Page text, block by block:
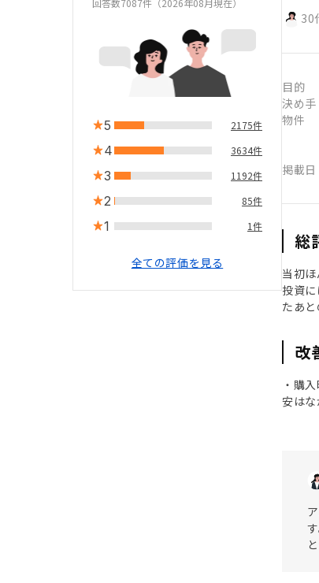
回答数7087件（2026年08月現在）
5 2175件
4 3634件
3 1192件
2 85件
1 1件
全ての評価を見る
30
目的
決め手
物件
掲載日
総
当初
投資
たあ
改
・購
安は